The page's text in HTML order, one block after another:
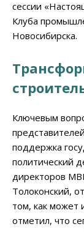
сессии
Клуба
Новосибирска.
Ключевым
поддержка
политический
директоров
Толоконский,
том, как может
отметил, что